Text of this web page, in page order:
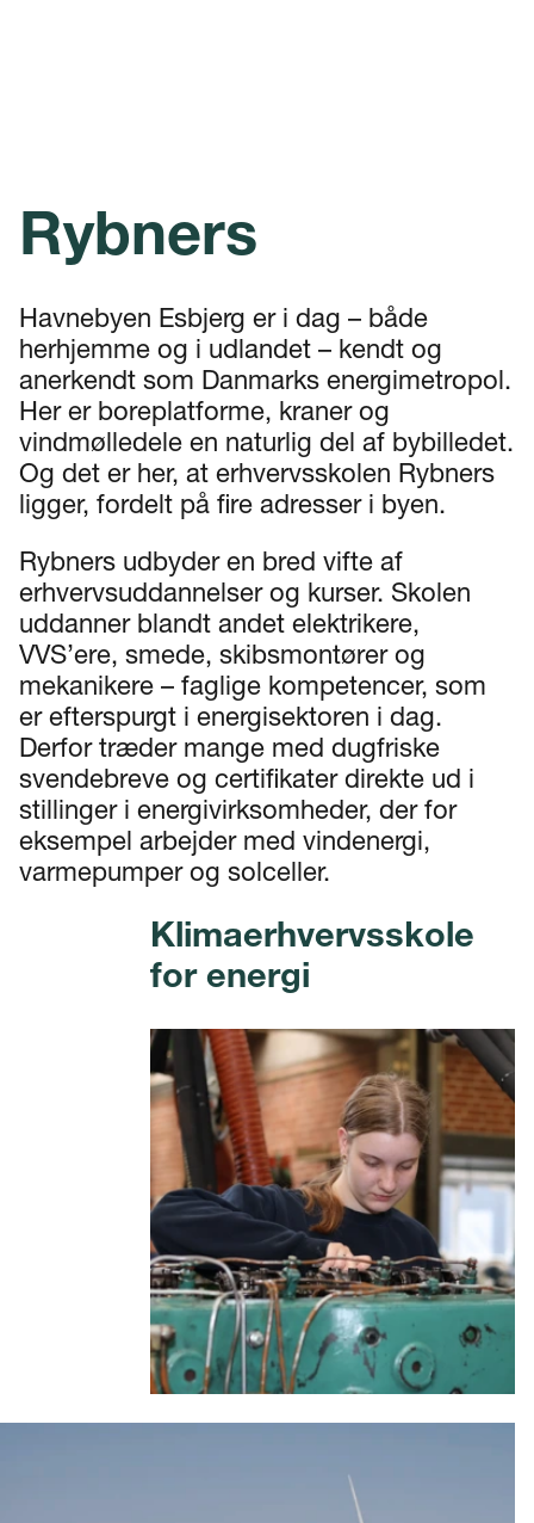
Rybners
Klimaerhvervsskole
for energi
Havnebyen Esbjerg er i dag – både
herhjemme og i udlandet – kendt og
anerkendt som Danmarks energimetropol.
Her er boreplatforme, kraner og
vindmølledele en naturlig del af bybilledet.
Og det er her, at erhvervsskolen Rybners
ligger, fordelt på fire adresser i byen.
Rybners udbyder en bred vifte af
erhvervsuddannelser og kurser. Skolen
uddanner blandt andet elektrikere,
VVS’ere, smede, skibsmontører og
mekanikere – faglige kompetencer, som
er efterspurgt i energisektoren i dag.
Derfor træder mange med dugfriske
svendebreve og certifikater direkte ud i
stillinger i energivirksomheder, der for
eksempel arbejder med vindenergi,
varmepumper og solceller.